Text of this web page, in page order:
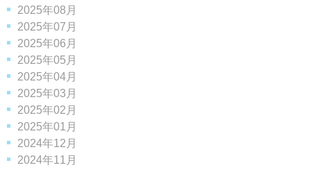
2025年08月
2025年07月
2025年06月
2025年05月
2025年04月
2025年03月
2025年02月
2025年01月
2024年12月
2024年11月